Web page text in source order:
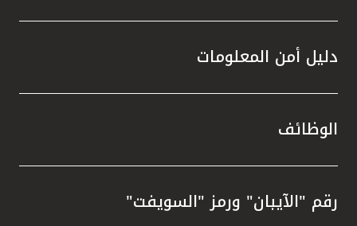
دليل أمن المعلومات
الوظائف
رقم "الآيبان" ورمز "السويفت"